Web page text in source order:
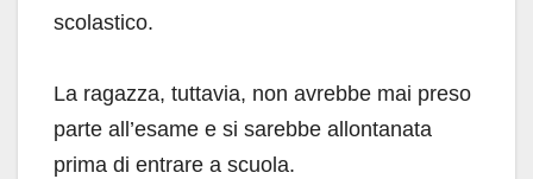
scolastico.
La ragazza, tuttavia, non avrebbe mai preso
parte all’esame e si sarebbe allontanata
prima di entrare a scuola.